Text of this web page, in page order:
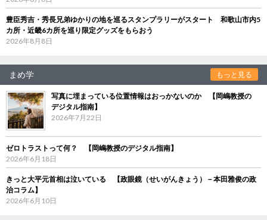
豊臣秀吉・秀長兄弟ゆかりの地を巡るスタンプラリーがスタート 和歌山市内5
カ所・近畿6カ所を巡り限定グッズをもらおう
2026年8月8日
まめ学 もっと見る
写真に埋まっている位置情報はおっかないのか 【岡嶋教授の
デジタル指南】
2026年7月22日
ゼロトラストって何？ 【岡嶋教授のデジタル指南】
2026年6月18日
きっと大平元首相は泣いている 【政眼鏡（せいがんきょう）－本田雅俊の政
治コラム】
2026年6月10日